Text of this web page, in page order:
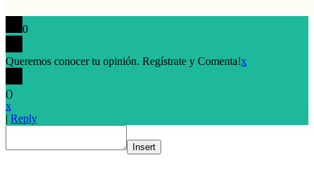
0
Queremos conocer tu opinión. Regístrate y Comenta!x
()
x
| Reply
Insert